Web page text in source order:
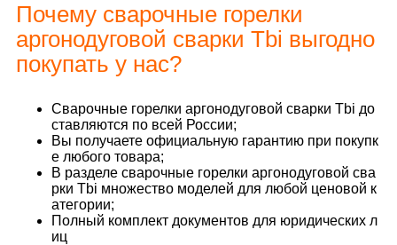
Почему сварочные горелки
аргонодуговой сварки Tbi выгодно
покупать у нас?
Сварочные горелки аргонодуговой сварки Tbi до
ставляются по всей России;
Вы получаете официальную гарантию при покупк
е любого товара;
В разделе сварочные горелки аргонодуговой сва
рки Tbi множество моделей для любой ценовой к
атегории;
Полный комплект документов для юридических л
иц